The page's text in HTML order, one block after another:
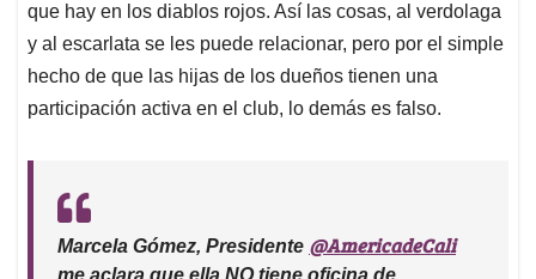
que hay en los diablos rojos. Así las cosas, al verdolaga
y al escarlata se les puede relacionar, pero por el simple
hecho de que las hijas de los dueños tienen una
participación activa en el club, lo demás es falso.
Marcela Gómez, Presidente @AmericadeCali